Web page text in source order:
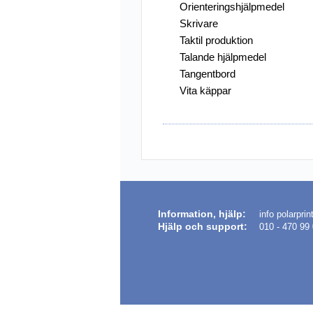
Övriga Hjälpmedel
Punkt-/
Utförsäljning
Orienteringshjälpmedel
Skrivare
Taktil produktion
Talande hjälpmedel
Tangentbord
Vita käppar
Information, hjälp:
Hjälp och support:
info
010 - 470 99